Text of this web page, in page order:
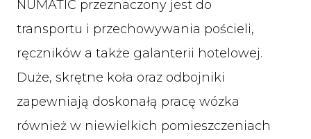
NUMATIC przeznaczony jest do
transportu i przechowywania pościeli,
ręczników a także galanterii hotelowej.
Duże, skrętne koła oraz odbojniki
zapewniają doskonałą pracę wózka
również w niewielkich pomieszczeniach